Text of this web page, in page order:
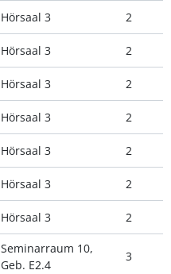
Hörsaal 3 2
Hörsaal 3 2
Hörsaal 3 2
Hörsaal 3 2
Hörsaal 3 2
Hörsaal 3 2
Hörsaal 3 2
Seminarraum 10,
Geb. E2.4
3